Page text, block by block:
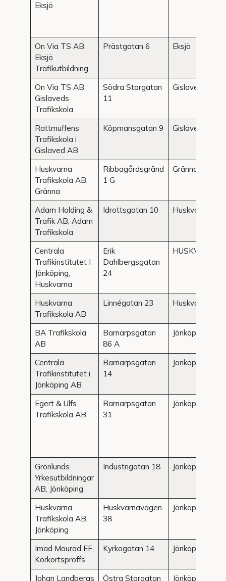
Eksjö
On Via TS AB,
Eksjö
Trafikutbildning
Prästgatan 6 Eksjö
On Via TS AB,
Gislaveds
Trafikskola
Södra Storgatan
11
Gislaved
Rattmuffens
Trafikskola i
Gislaved AB
Köpmansgatan 9 Gislaved
Huskvarna
Trafikskola AB,
Gränna
Ribbagårdsgränd
1 G
Gränna
Adam Holding &
Trafik AB, Adam
Trafikskola
Idrottsgatan 10 Huskvarna
Centrala
Trafikinstitutet I
Jönköping,
Huskvarna
Erik
Dahlbergsgatan
24
HUSKVARNA
Huskvarna
Trafikskola AB
Linnégatan 23 Huskvarna
BA Trafikskola
AB
Barnarpsgatan
86 A
Jönköping
Centrala
Trafikinstitutet i
Jönköping AB
Barnarpsgatan
14
Jönköping
Egert & Ulfs
Trafikskola AB
Barnarpsgatan
31
Jönköping
Grönlunds
Yrkesutbildningar
AB, Jönköping
Industrigatan 18 Jönköping
Huskvarna
Trafikskola AB,
Jönköping
Huskvarnavägen
38
Jönköping
Imad Mourad EF,
Körkortsproffs
Kyrkogatan 14 Jönköping
Johan Landbergs Östra Storgatan Jönköping